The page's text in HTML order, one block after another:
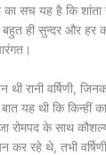
का सच यह है कि शांता
बहुत ही सुन्दर और हर
थी रानी वर्षिणी,
यह थी कि किन्हीं
रोमपद के साथ
रहे थे, तभी